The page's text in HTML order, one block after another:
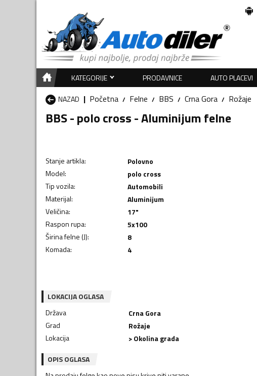
KATEGORIJE PRODAVNICE AUTO PLACEVI
NAZAD
Početna Felne BBS Crna Gora Rožaje
BBS - polo cross - Aluminijum felne
Stanje artikla:
Polovno
Model:
polo cross
Tip vozila:
Automobili
Materijal:
Aluminijum
Veličina:
17"
Raspon rupa:
5x100
Širina felne (J):
8
Komada: 4
LOKACIJA OGLASA
Država
Crna Gora
Grad
Rožaje
Lokacija
> Okolina grada
OPIS OGLASA